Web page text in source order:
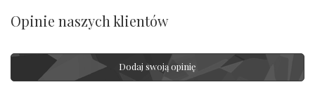
Opinie naszych klientów
Dodaj swoją opinię